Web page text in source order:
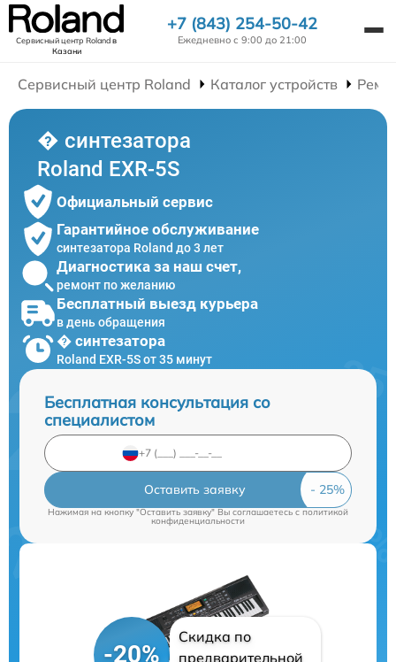
Сервисный центр Rolandв
Казани
+7 (843) 254-50-42
Ежедневно с 9:00 до 21:00
Сервисный центр Roland Каталог устройств
� синтезатора
Roland EXR-5S
Официальный сервис
Гарантийное обслуживание
синтезатора Roland до 3 лет
Диагностика за наш счет,
ремонт по желанию
Бесплатный выезд курьера
в день обращения
� синтезатора
Roland EXR-5S от 35 минут
Бесплатная консультация со
специалистом
Оставить заявку
Нажимая на кнопку "Оставить заявку" Вы соглашаетесь cполитикой
конфиденциальности
-20%
Скидка по
предварительной